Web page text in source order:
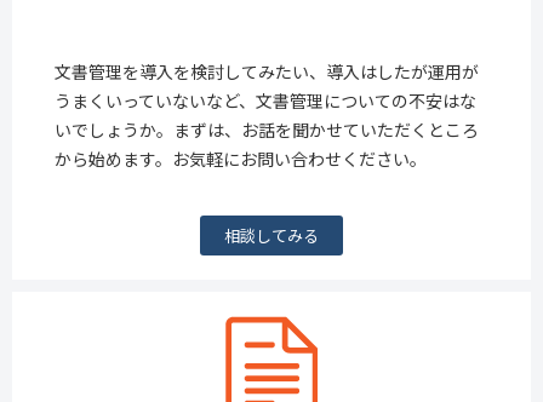
文書管理を導入を検討してみたい、導入はしたが運用が
うまくいっていないなど、文書管理についての不安はな
いでしょうか。まずは、お話を聞かせていただくところ
から始めます。お気軽にお問い合わせください。
相談してみる